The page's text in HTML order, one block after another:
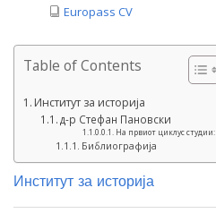
Europass CV
Table of Contents
Институт за историја
д-р Стефан Пановски
На првиот циклус студии:
Библиографија
Институт за историја